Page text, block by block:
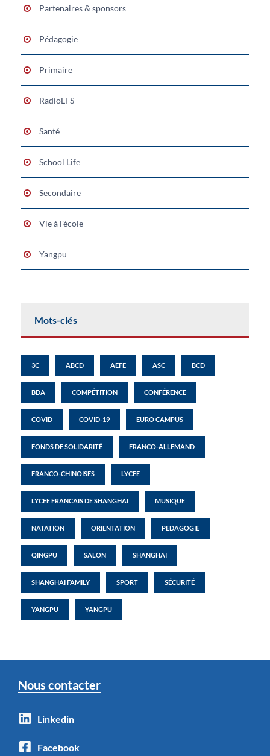
Partenaires & sponsors
Pédagogie
Primaire
RadioLFS
Santé
School Life
Secondaire
Vie à l'école
Yangpu
Mots-clés
3C ABCD AEFE ASC BCD
BDA COMPÉTITION CONFÉRENCE
COVID COVID-19 EURO CAMPUS
FONDS DE SOLIDARITÉ FRANCO-ALLEMAND
FRANCO-CHINOISES LYCEE
LYCEE FRANCAIS DE SHANGHAI MUSIQUE
NATATION ORIENTATION PEDAGOGIE
QINGPU SALON SHANGHAI
SHANGHAI FAMILY SPORT SÉCURITÉ
YANGPU YANGPU
Nous contacter
Linkedin
Facebook